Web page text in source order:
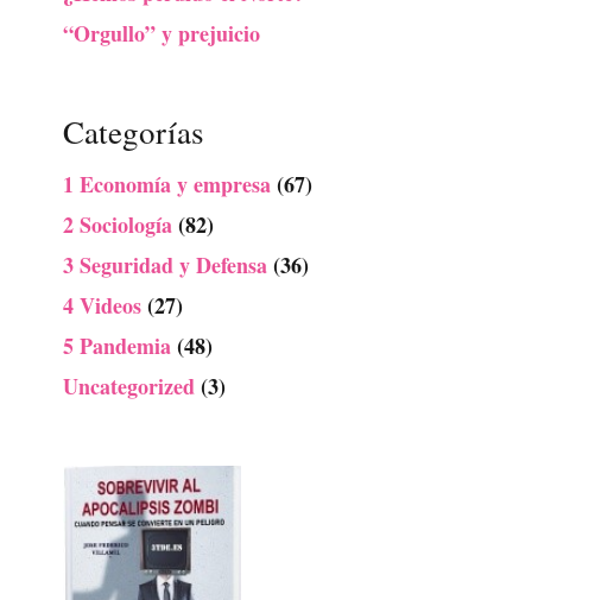
“Orgullo” y prejuicio
Categorías
1 Economía y empresa(67)
2 Sociología(82)
3 Seguridad y Defensa(36)
4 Videos(27)
5 Pandemia(48)
Uncategorized(3)